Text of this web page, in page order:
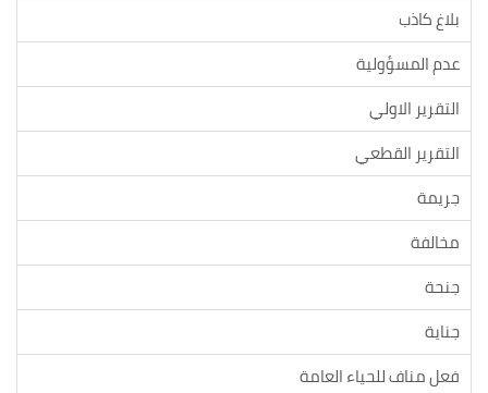
بلاغ كاذب
عدم المسؤولية
التقرير الاولي
التقرير القطعي
جريمة
مخالفة
جنحة
جناية
فعل مناف للحياء العامة